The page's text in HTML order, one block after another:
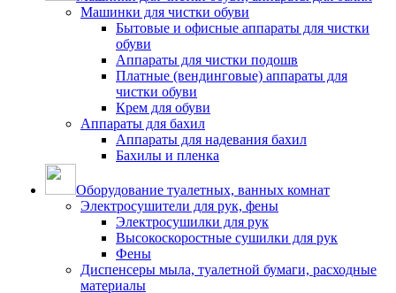
Машинки для чистки обуви
Бытовые и офисные аппараты для чистки
обуви
Аппараты для чистки подошв
Платные (вендинговые) аппараты для
чистки обуви
Крем для обуви
Аппараты для бахил
Аппараты для надевания бахил
Бахилы и пленка
Оборудование туалетных, ванных комнат
Электросушители для рук, фены
Электросушилки для рук
Высокоскоростные сушилки для рук
Фены
Диспенсеры мыла, туалетной бумаги, расходные
материалы